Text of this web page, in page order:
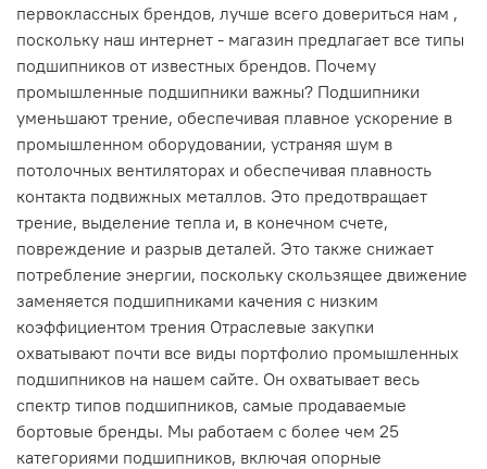
первоклассных брендов, лучше всего довериться нам ,
поскольку наш интернет - магазин предлагает все типы
подшипников от известных брендов. Почему
промышленные подшипники важны? Подшипники
уменьшают трение, обеспечивая плавное ускорение в
промышленном оборудовании, устраняя шум в
потолочных вентиляторах и обеспечивая плавность
контакта подвижных металлов. Это предотвращает
трение, выделение тепла и, в конечном счете,
повреждение и разрыв деталей. Это также снижает
потребление энергии, поскольку скользящее движение
заменяется подшипниками качения с низким
коэффициентом трения Отраслевые закупки
охватывают почти все виды портфолио промышленных
подшипников на нашем сайте. Он охватывает весь
спектр типов подшипников, самые продаваемые
бортовые бренды. Мы работаем с более чем 25
категориями подшипников, включая опорные